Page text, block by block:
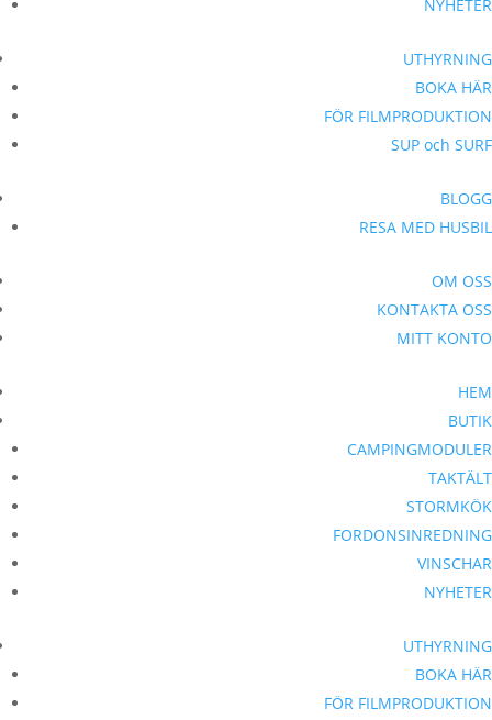
NYHETER
UTHYRNING
BOKA HÄR
FÖR FILMPRODUKTION
SUP och SURF
BLOGG
RESA MED HUSBIL
OM OSS
KONTAKTA OSS
MITT KONTO
HEM
BUTIK
CAMPINGMODULER
TAKTÄLT
STORMKÖK
FORDONSINREDNING
VINSCHAR
NYHETER
UTHYRNING
BOKA HÄR
FÖR FILMPRODUKTION